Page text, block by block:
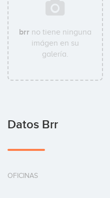
brr no tiene ninguna
imágen en su
galería.
Datos Brr
OFICINAS